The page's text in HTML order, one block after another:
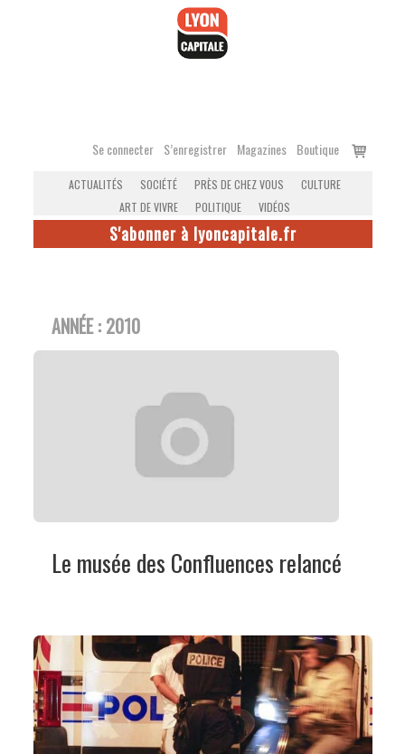
Se connecter S’enregistrer Magazines Boutique
Voir
ACTUALITÉS SOCIÉTÉ PRÈS DE CHEZ VOUS
CULTURE
ART DE VIVRE
POLITIQUE VIDÉOS
S'abonner à lyoncapitale.fr
ANNÉE : 2010
Le musée des Confluences relancé